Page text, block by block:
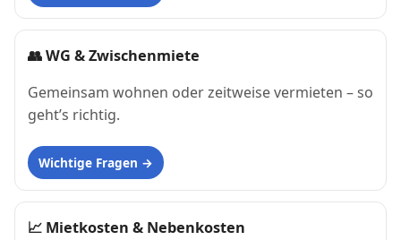
👥WG & Zwischenmiete
Gemeinsam wohnen oder zeitweise vermieten – so
geht’s richtig.
Wichtige Fragen
📈 Mietkosten & Nebenkosten